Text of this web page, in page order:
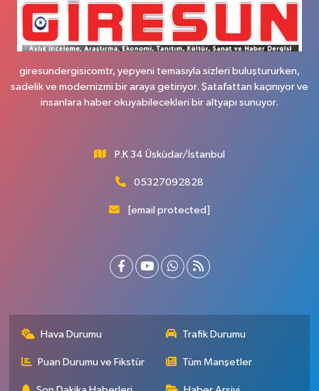
giresundergisicomtr, yepyeni temasıyla sizleri buluştururken,
sadelik ve modernizmi bir araya getiriyor. Şatafattan kaçınıyor ve
insanlara haber okuyabilecekleri bir altyapı sunuyor.
P.K 34 Üsküdar/İstanbul
05327092828
[email protected]
Hava Durumu Trafik Durumu
Puan Durumu ve Fikstür Tüm Manşetler